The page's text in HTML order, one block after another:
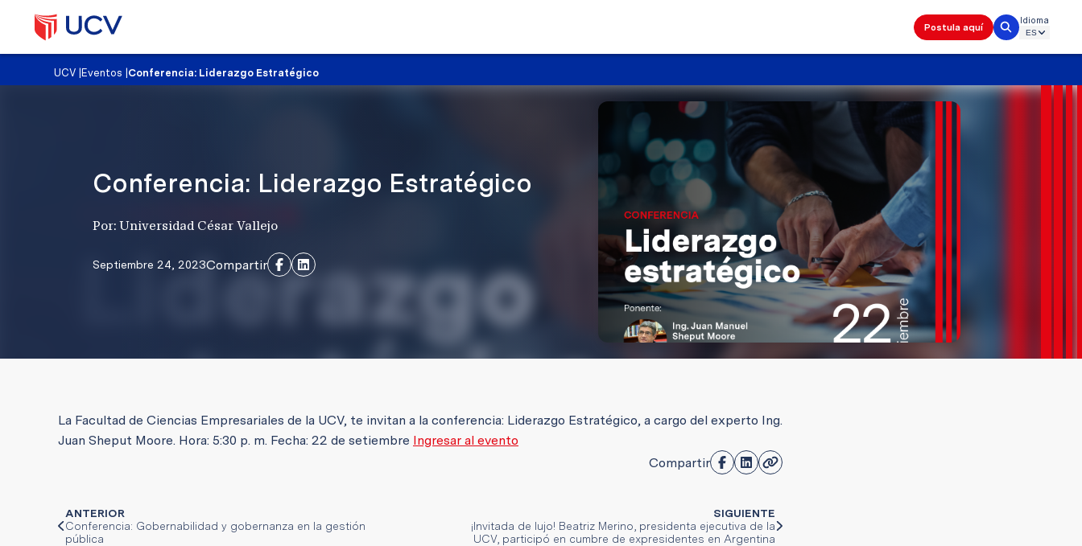
Postula aquí
Idioma
UCV Eventos Conferencia: Liderazgo Estratégico
Conferencia: Liderazgo Estratégico
Por: Universidad César Vallejo
Septiembre 24, 2023Compartir
La Facultad de Ciencias Empresariales de la UCV, te invitan a la conferencia: Liderazgo Estratégico, a cargo del experto Ing.
Juan Sheput Moore. Hora: 5:30 p. m. Fecha: 22 de setiembre Ingresar al evento
Compartir
ANTERIOR
Conferencia: Gobernabilidad y gobernanza en la gestión
pública
SIGUIENTE
¡Invitada de lujo! Beatriz Merino, presidenta ejecutiva de la
UCV, participó en cumbre de expresidentes en Argentina